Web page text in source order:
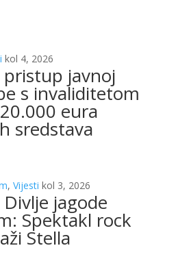
kol 4, 2026
javnoj
s invaliditetom
eura
sredstava
, Vijesti kol 3, 2026
jagode
Spektakl rock
Stella